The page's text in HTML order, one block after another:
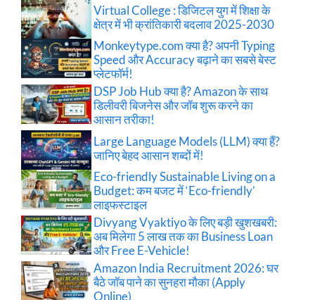
Virtual College : डिजिटल युग में शिक्षा के
क्षेत्र में भी क्रांतिकारी बदलाव 2025-2030
Monkeytype.com क्या है? अपनी Typing
Speed और Accuracy बढ़ाने का सबसे बेस्ट
प्लेटफॉर्म!
DSP Job Hub क्या है? Amazon के साथ
डिलीवरी बिजनेस और जॉब शुरू करने का
आसान तरीका!
Large Language Models (LLM) क्या हैं?
जानिए बेहद आसान शब्दों में!
Eco-friendly Sustainable Living on a
Budget: कम बजट में ‘Eco-friendly’
लाइफस्टाइल
Divyang Vyaktiyo के लिए बड़ी खुशखबरी:
अब मिलेगा 5 लाख तक का Business Loan
और Free E-Vehicle!
Amazon India Recruitment 2026: घर
बैठे जॉब पाने का सुनहरा मौका (Apply
Online)